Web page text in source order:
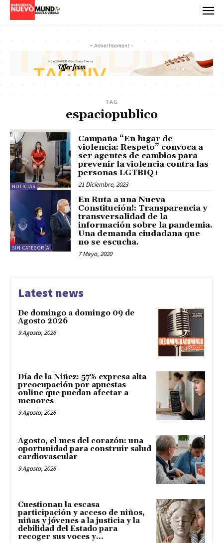
- Advertisement -
TAG
espaciopublico
NOTICIAS
Campaña “En lugar de
violencia: Respeto” convoca a
ser agentes de cambios para
prevenir la violencia contra las
personas LGTBIQ+
21 Diciembre, 2023
SIN CATEGORÍA
En Ruta a una Nueva
Constitución!: Transparencia y
transversalidad de la
información sobre la pandemia.
Una demanda ciudadana que
no se escucha.
7 Mayo, 2020
Latest news
De domingo a domingo 09 de
Agosto 2026
9 Agosto, 2026
Día de la Niñez: 57% expresa alta
preocupación por apuestas
online que puedan afectar a
menores
9 Agosto, 2026
Agosto, el mes del corazón: una
oportunidad para construir salud
cardiovascular
9 Agosto, 2026
Cuestionan la escasa
participación y acceso de niños,
niñas y jóvenes a la justicia y la
debilidad del Estado para
recoger sus voces y...